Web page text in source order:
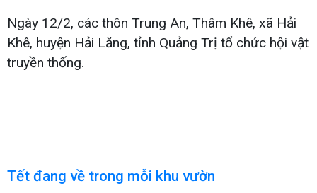
Ngày 12/2, các thôn Trung An, Thâm Khê, xã Hải
Khê, huyện Hải Lăng, tỉnh Quảng Trị tổ chức hội vật
truyền thống.
Tết đang về trong mỗi khu vườn